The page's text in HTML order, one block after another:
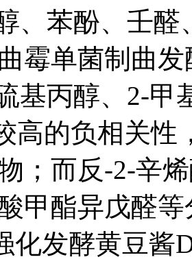
、苯酚、壬醛
霉单菌制曲
基丙醇、2-甲
高的负相关
；而反-2-辛
甲酯异戊醛
化发酵黄豆酱